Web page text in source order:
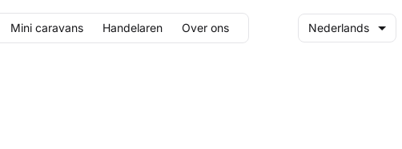
Mini caravans Handelaren Over ons Nederlands